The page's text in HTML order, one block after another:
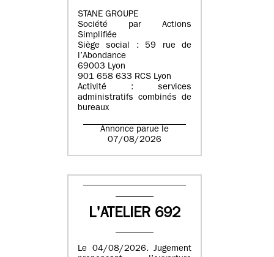
STANE GROUPE
Société par Actions
Simplifiée
Siège social : 59 rue de
l’Abondance
69003 Lyon
901 658 633 RCS Lyon
Activité : services
administratifs combinés de
bureaux
Annonce parue le
07/08/2026
L'ATELIER 692
Le 04/08/2026. Jugement